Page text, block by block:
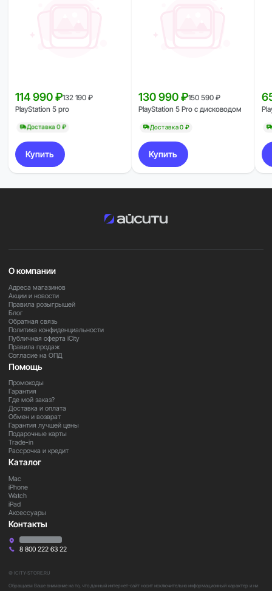
114 990 ₽132 190 ₽
PlayStation 5 pro
Доставка 0 ₽
Купить
130 990 ₽150 590 ₽
PlayStation 5 Pro с дисководом
Доставка 0 ₽
Купить
© ICITY-STORE.RU
Обращаем Ваше внимание на то, что данный интернет-сайт носит исключительно информационный характер и ни
О компании
Адреса магазинов
Акции и новости
Правила розыгрышей
Блог
Обратная связь
Политика конфиденциальности
Публичная оферта iCity
Правила продаж
Согласие на ОПД
Помощь
Промокоды
Гарантия
Где мой заказ?
Доставка и оплата
Обмен и возврат
Гарантия лучшей цены
Подарочные карты
Trade-in
Рассрочка и кредит
Каталог
Mac
iPhone
Watch
iPad
Аксессуары
Контакты
8 800 222 63 22